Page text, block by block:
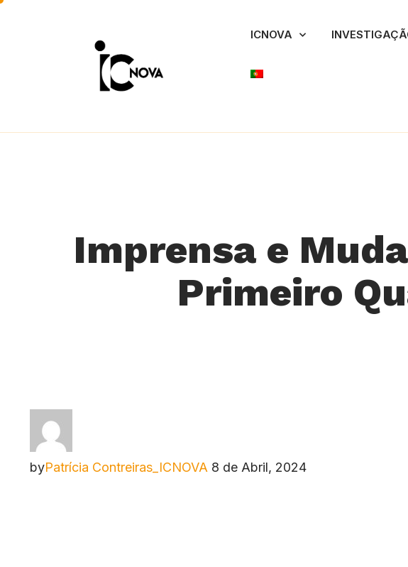
ICNOVA
Imprensa e
Primeiro
byPatrícia Contreiras_ICNOVA 8 de Abril, 2024